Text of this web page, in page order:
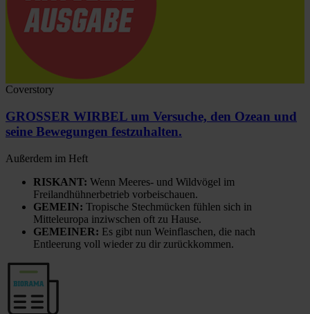
Coverstory
GROSSER WIRBEL um Versuche, den Ozean und
seine Bewegungen festzuhalten.
Außerdem im Heft
RISKANT: Wenn Meeres- und Wildvögel im
Freilandhühnerbetrieb vorbeischauen.
GEMEIN: Tropische Stechmücken fühlen sich in
Mitteleuropa inziwschen oft zu Hause.
GEMEINER: Es gibt nun Weinflaschen, die nach
Entleerung voll wieder zu dir zurückkommen.